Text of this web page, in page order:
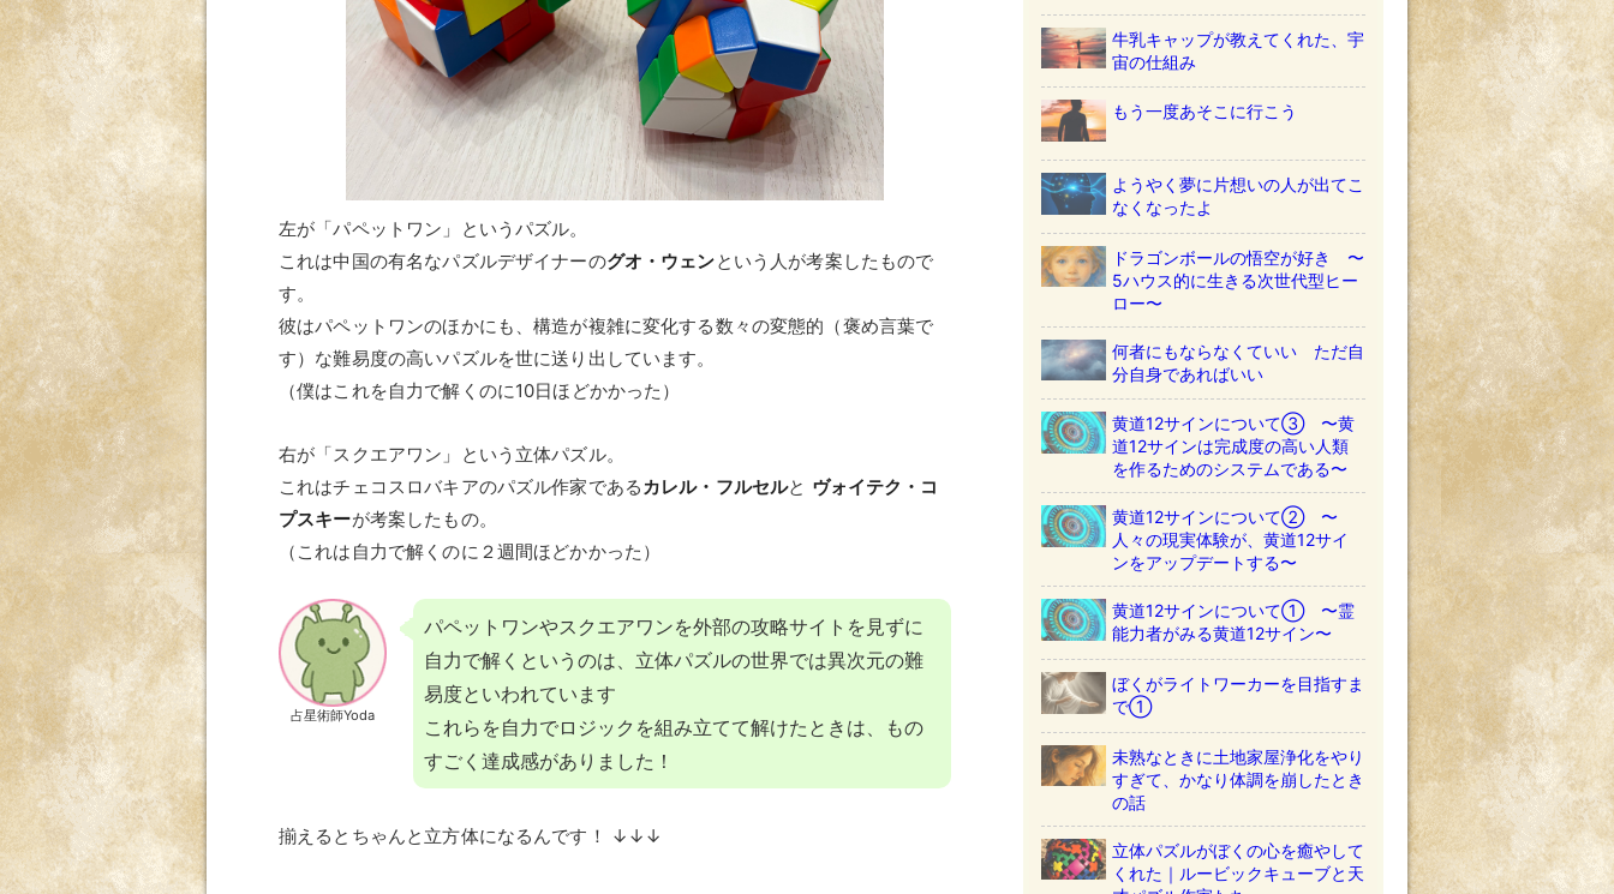
左が「パペットワン」というパズル。
これは中国の有名なパズルデザイナーのグオ・ウェンという人が考案したもので
す。
彼はパペットワンのほかにも、構造が複雑に変化する数々の変態的（褒め言葉で
す）な難易度の高いパズルを世に送り出しています。
（僕はこれを自力で解くのに10日ほどかかった）
右が「スクエアワン」という立体パズル。
これはチェコスロバキアのパズル作家であるカレル・フルセルと ヴォイテク・コ
プスキーが考案したもの。
（これは自力で解くのに２週間ほどかかった）
占星術師Yoda
パペットワンやスクエアワンを外部の攻略サイトを見ずに
自力で解くというのは、立体パズルの世界では異次元の難
易度といわれています
これらを自力でロジックを組み立てて解けたときは、もの
すごく達成感がありました！
揃えるとちゃんと立方体になるんです！ ↓↓↓
牛乳キャップが教えてくれた、宇
宙の仕組み
もう一度あそこに行こう
ようやく夢に片想いの人が出てこ
なくなったよ
ドラゴンボールの悟空が好き 〜
5ハウス的に生きる次世代型ヒー
ロー〜
何者にもならなくていい ただ自
分自身であればいい
黄道12サインについて③ 〜黄
道12サインは完成度の高い人類
を作るためのシステムである〜
黄道12サインについて② 〜
人々の現実体験が、黄道12サイ
ンをアップデートする〜
黄道12サインについて① 〜霊
能力者がみる黄道12サイン〜
ぼくがライトワーカーを目指すま
で①
未熟なときに土地家屋浄化をやり
すぎて、かなり体調を崩したとき
の話
立体パズルがぼくの心を癒やして
くれた｜ルービックキューブと天